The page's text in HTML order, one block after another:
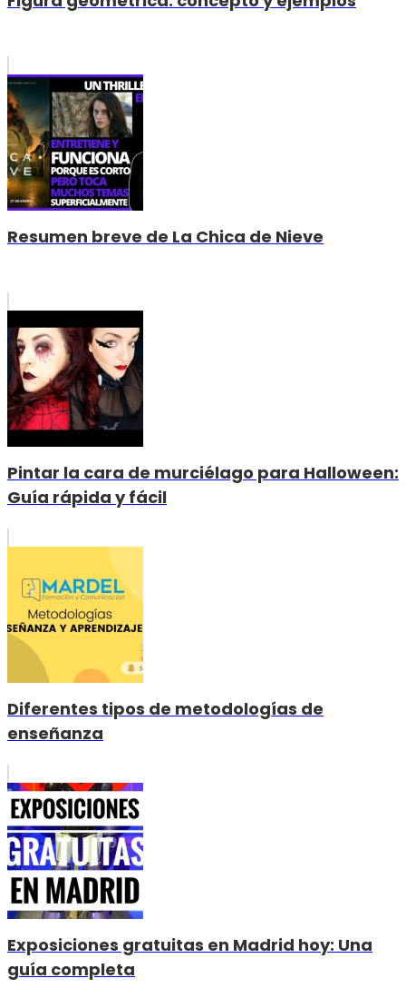
Resumen breve de La Chica de Nieve
Pintar la cara de murciélago para Halloween:
Guía rápida y fácil
Diferentes tipos de metodologías de
enseñanza
Exposiciones gratuitas en Madrid hoy: Una
guía completa